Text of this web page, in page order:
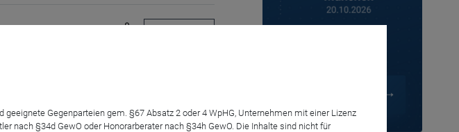
Anmelden
Ereignisse. Dabei berücksichtig er
Gegenparteien gem. §67 Absatz 2 oder 4 WpHG, Unternehmen mit einer Lizenz
nach §34d GewO oder Honorarberater nach §34h GewO. Die Inhalte sind nicht für